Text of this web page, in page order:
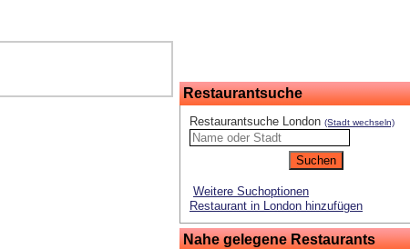
Restaurantsuche
Restaurantsuche London (Stadt wechseln)
Weitere Suchoptionen
Restaurant in London hinzufügen
Nahe gelegene Restaurants